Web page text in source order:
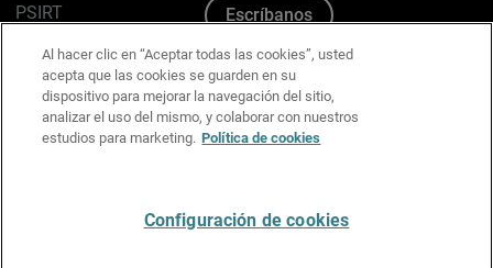
PSIRT
Política de cookies
Política de privacidad
Kit de medios y marca
Escríbanos
Al hacer clic en “Aceptar todas las cookies”, usted
acepta que las cookies se guarden en su
dispositivo para mejorar la navegación del sitio,
analizar el uso del mismo, y colaborar con nuestros
estudios para marketing. Política de cookies
Configuración de cookies